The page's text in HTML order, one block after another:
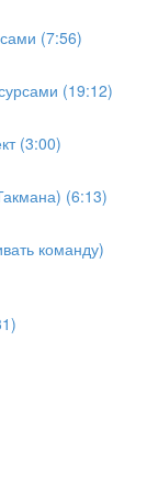
(7:56)
(19:12)
(3:00)
(6:13)
команду)